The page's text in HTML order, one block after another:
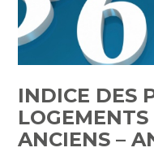
INDICE DES
ANCIENS –